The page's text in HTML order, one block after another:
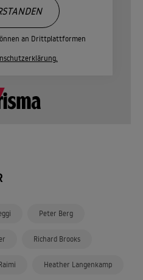
an Drittplattformen
Peter Berg
Richard Brooks
Heather Langenkamp